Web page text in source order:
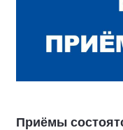
Приёмы